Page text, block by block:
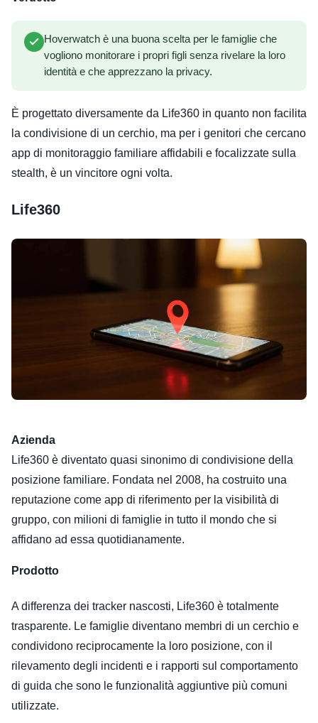
Hoverwatch è una buona scelta per le famiglie che
vogliono monitorare i propri figli senza rivelare la loro
identità e che apprezzano la privacy.
È progettato diversamente da Life360 in quanto non facilita
la condivisione di un cerchio, ma per i genitori che cercano
app di monitoraggio familiare affidabili e focalizzate sulla
stealth, è un vincitore ogni volta.
Life360
Azienda
Life360 è diventato quasi sinonimo di condivisione della
posizione familiare. Fondata nel 2008, ha costruito una
reputazione come app di riferimento per la visibilità di
gruppo, con milioni di famiglie in tutto il mondo che si
affidano ad essa quotidianamente.
Prodotto
A differenza dei tracker nascosti, Life360 è totalmente
trasparente. Le famiglie diventano membri di un cerchio e
condividono reciprocamente la loro posizione, con il
rilevamento degli incidenti e i rapporti sul comportamento
di guida che sono le funzionalità aggiuntive più comuni
utilizzate.